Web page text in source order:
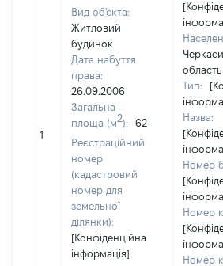
1
Вид об'єкта:
Житловий
будинок
Дата набуття
права:
26.09.2006
Загальна
площа (м2):
62
Реєстраційний
номер
(кадастровий
номер для
земельної
ділянки):
[Конфіденційна
інформація]
Тип:
Назва:
Номер
Номер
Номер